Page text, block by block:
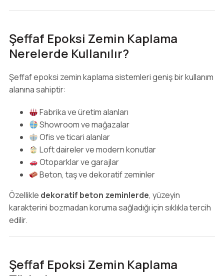
Şeffaf Epoksi Zemin Kaplama
Nerelerde Kullanılır?
Şeffaf epoksi zemin kaplama sistemleri geniş bir kullanım
alanına sahiptir:
Fabrika ve üretim alanları
Showroom ve mağazalar
Ofis ve ticari alanlar
Loft daireler ve modern konutlar
Otoparklar ve garajlar
Beton, taş ve dekoratif zeminler
Özellikle dekoratif beton zeminlerde, yüzeyin
karakterini bozmadan koruma sağladığı için sıklıkla tercih
edilir.
Şeffaf Epoksi Zemin Kaplama